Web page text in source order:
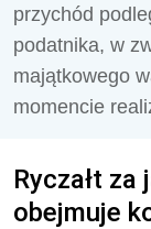
przychód
podatnika, w
majątkowego
momencie
Ryczałt
obejmuje